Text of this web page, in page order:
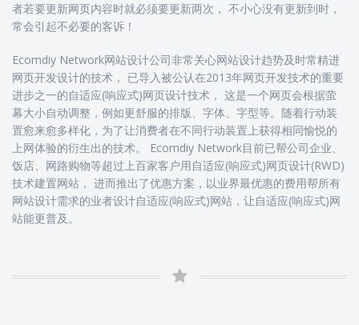
者若要更新网页内容时就必须要更新两次， 不小心没有更新到时，
常会引起不必要的客诉！
Ecomdiy Network网站设计公司非常关心网站设计趋势及时常精进
网页开发设计的技术， 已导入被公认在2013年网页开发技术的重要
进步之一的自适应(响应式)网页设计技术， 这是一个网页会根据萤
幕大小自动调整，例如更舒服的排版、字体、字型等。随着行动装
置愈来愈多样化，为了让消费者在不同行动装置上获得相同愉悦​​的
上网体验的衍生出的技术。 Ecomdiy Network目前已帮公司企业、
饭店、网路购物等超过上百家客户用自适应(响应式)网页设计(RWD)
技术建置网站， 进而推出了优惠方案，以业界最优惠的费用帮所有
网站设计需求的业者设计自适应(响应式)网站，让自适应(响应式)网
站能更普及。